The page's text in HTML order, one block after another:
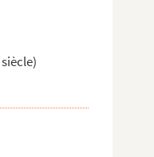
siècle)